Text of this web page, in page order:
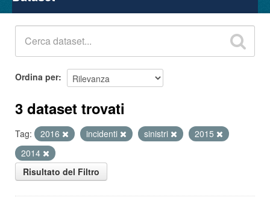
Gruppi
Ordina per
3 dataset trovati
Tag: 2016 incidenti sinistri
2015
2014
Risultato del Filtro